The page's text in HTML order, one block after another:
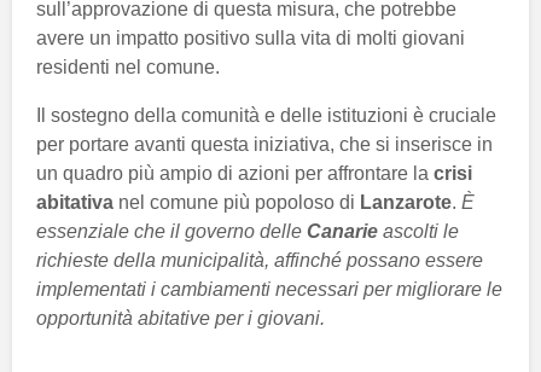
sull’approvazione di questa misura, che potrebbe
avere un impatto positivo sulla vita di molti giovani
residenti nel comune.
Il sostegno della comunità e delle istituzioni è cruciale
per portare avanti questa iniziativa, che si inserisce in
un quadro più ampio di azioni per affrontare la crisi
abitativa nel comune più popoloso di Lanzarote. È
essenziale che il governo delle Canarie ascolti le
richieste della municipalità, affinché possano essere
implementati i cambiamenti necessari per migliorare le
opportunità abitative per i giovani.